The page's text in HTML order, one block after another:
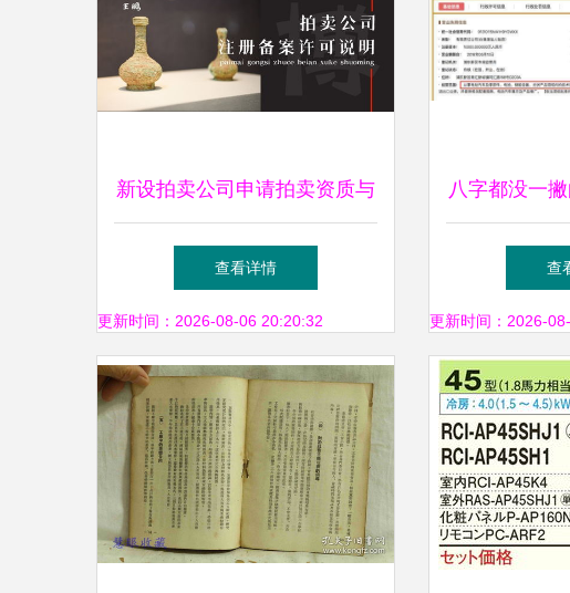
新设拍卖公司申请拍卖资质与
业务运营全指南
查看详情
更新时间：2026-08-06 20:20:32
八字都没一
不值得
查
更新时间：2026-